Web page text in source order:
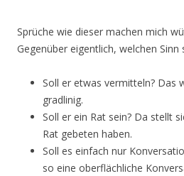
Sprüche wie dieser machen mich
Gegenüber eigentlich, welchen
Soll er etwas vermitteln? Das
gradlinig.
Soll er ein Rat sein? Da stellt
Rat gebeten haben.
Soll es einfach nur
so eine oberflächliche